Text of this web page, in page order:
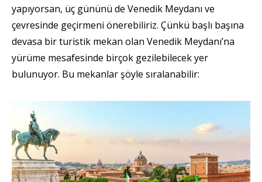
yapıyorsan, üç gününü de Venedik Meydanı ve
çevresinde geçirmeni önerebiliriz. Çünkü başlı başına
devasa bir turistik mekan olan Venedik Meydanı’na
yürüme mesafesinde birçok gezilebilecek yer
bulunuyor. Bu mekanlar şöyle sıralanabilir: